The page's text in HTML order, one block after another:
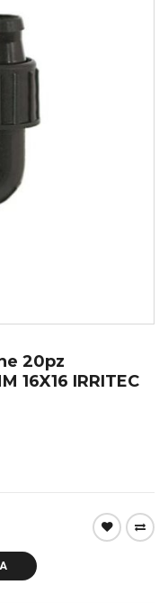
20pz
16X16 IRRITEC